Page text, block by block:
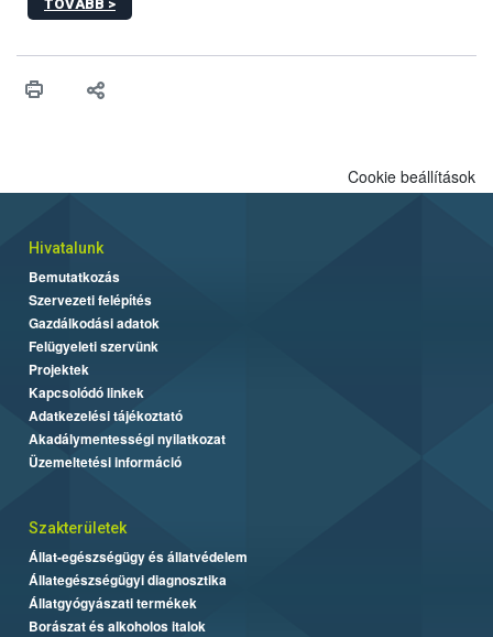
egészen a vesszőérettség (BBCH 91) stádiumáig
érésű szőlőkben is legyen lehetőség a károsító elleni további
felhasználók számára is elérhető és ökológiai termesztésben is
TOVÁBB >
Cookie beállítások
Hivatalunk
Bemutatkozás
Szervezeti felépítés
Gazdálkodási adatok
Felügyeleti szervünk
Projektek
Kapcsolódó linkek
Adatkezelési tájékoztató
Akadálymentességi nyilatkozat
Üzemeltetési információ
Szakterületek
Állat-egészségügy és állatvédelem
Állategészségügyi diagnosztika
Állatgyógyászati termékek
Borászat és alkoholos italok